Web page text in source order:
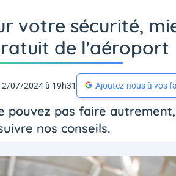
votre sécurité,
de l'aéroport
07/2024 à 19h31 Ajoutez-nous à vos
pouvez pas faire
nos conseils.